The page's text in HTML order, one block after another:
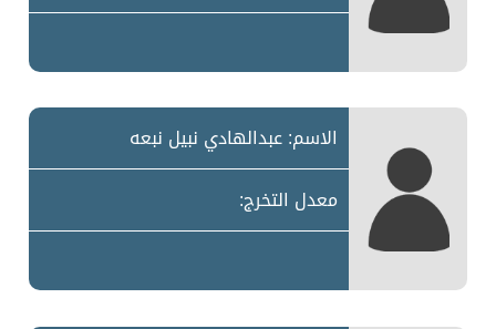
الاسم: عبدالهادي نبيل نبعه
معدل التخرج: